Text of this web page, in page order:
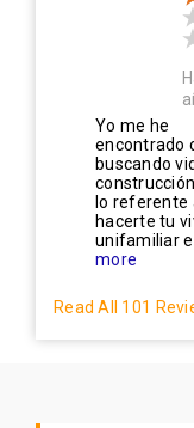
Yo me he
encontrado
buscando
lo referente
hacerte tu
unifamiliar
more
Read All 101